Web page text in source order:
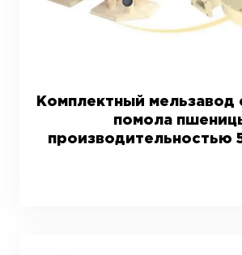
Комплектный мельзавод
помола
производительностью